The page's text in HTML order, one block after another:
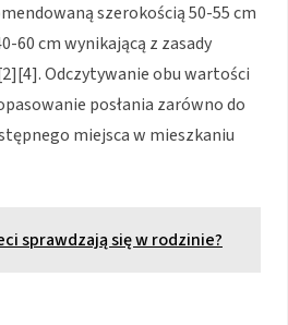
szerokością 50-55 cm
60 cm wynikającą z zasady
Odczytywanie obu wartości
posłania zarówno do
miejsca w mieszkaniu
sprawdzają się w rodzinie?